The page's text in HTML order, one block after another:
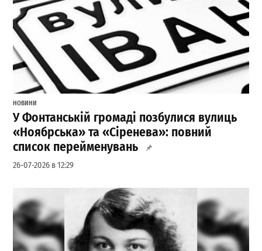
НОВИНИ
У Фонтанській громаді позбулися вулиць
«Ноябрська» та «Сіренева»: повний
список перейменувань
26-07-2026 в 12:29